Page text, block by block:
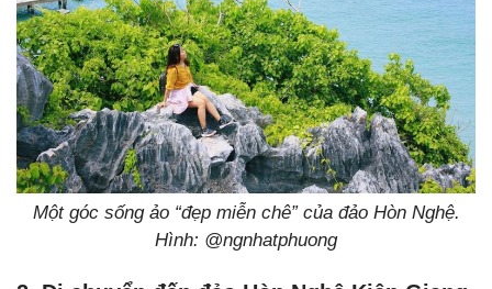
Một góc sống ảo “đẹp miễn chê” của đảo Hòn Nghệ.
Hình: @ngnhatphuong